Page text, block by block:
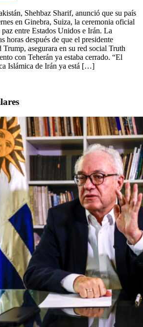
Shehbaz Sharif, anunció que su país
en Ginebra, Suiza, la ceremonia oficial
entre Estados Unidos e Irán. La
horas después de que el presidente
asegurara en su red social Truth
con Teherán ya estaba cerrado. “El
Islámica de Irán ya está […]